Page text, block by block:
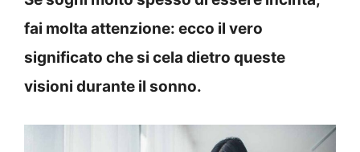
fai molta attenzione: ecco il vero
significato che si cela dietro queste
visioni durante il sonno.